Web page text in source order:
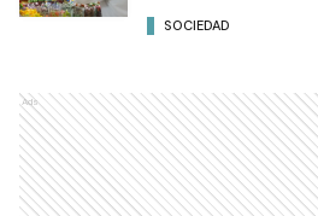
SOCIEDAD
Ads